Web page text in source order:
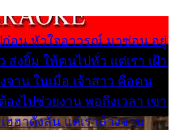
ก่อน หัวใจอาวรณ์ มาซ่อน อยู่
ส่งยิ้ม ให้คนไปทั่ว แต่เรา เฝ้า
จาน ในเมื่อ เจ้าสาว คือคน
งไปช่วยงาน พอถึงเวลา เขา
ฮาดังลั่น แต่เราล้างจาน